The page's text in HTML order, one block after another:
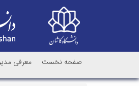
صفحه نخست معرفی